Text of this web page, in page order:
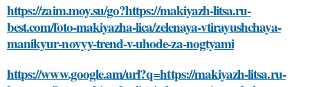
https://zaim.moy.su/go?https://makiyazh-litsa.ru-
best.com/foto-makiyazha-lica/zelenaya-vtirayushchaya-
manikyur-novyy-trend-v-uhode-za-nogtyami
https://www.google.am/url?q=https://makiyazh-litsa.ru-